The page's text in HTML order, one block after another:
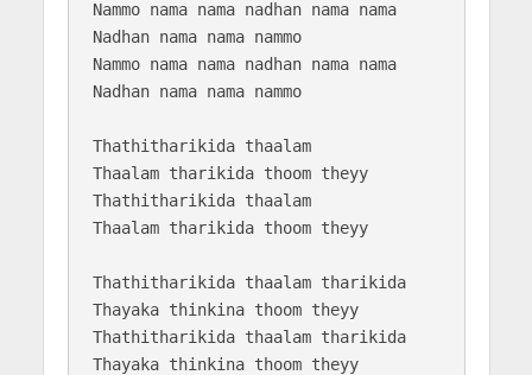
Nammo nama nama nadhan nama nama
Nadhan nama nama nammo
Nammo nama nama nadhan nama nama
Nadhan nama nama nammo
Thathitharikida thaalam
Thaalam tharikida thoom theyy
Thathitharikida thaalam
Thaalam tharikida thoom theyy
Thathitharikida thaalam tharikida
Thayaka thinkina thoom theyy
Thathitharikida thaalam tharikida
Thayaka thinkina thoom theyy